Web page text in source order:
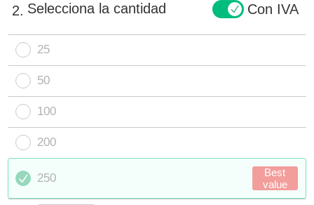
2. Selecciona la cantidad Con IVA
25
50
100
200
250
Best
value